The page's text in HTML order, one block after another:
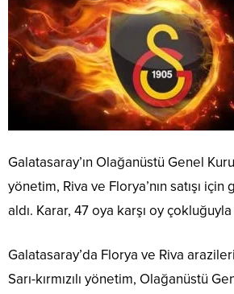
Galatasaray’ın Olağanüstü Genel
yönetim, Riva ve Florya’nın satışı
aldı. Karar, 47 oya karşı oy çokluğuyla
Galatasaray’da Florya ve Riva
Sarı-kırmızılı yönetim, Olağanüstü